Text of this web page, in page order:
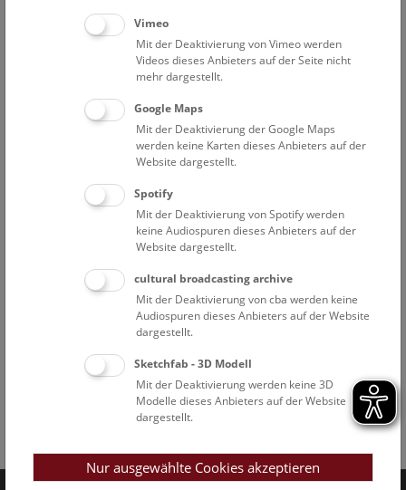
Eine Nacht im Museum
Vimeo
Mit der Deaktivierung von Vimeo werden
Videos dieses Anbieters auf der Seite nicht
mehr dargestellt.
Google Maps
Mit der Deaktivierung der Google Maps
werden keine Karten dieses Anbieters auf der
Website dargestellt.
Spotify
Mit der Deaktivierung von Spotify werden
keine Audiospuren dieses Anbieters auf der
Website dargestellt.
cultural broadcasting archive
Mit der Deaktivierung von cba werden keine
Audiospuren dieses Anbieters auf der Website
dargestellt.
Sketchfab - 3D Modell
Mit der Deaktivierung werden keine 3D
Modelle dieses Anbieters auf der Website
dargestellt.
Nur ausgewählte Cookies akzeptieren